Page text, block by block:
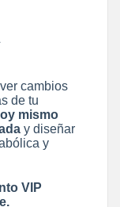
cambios
de tu
mismo
y diseñar
y
VIP